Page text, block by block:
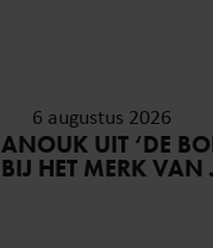
6 augustus 2026
ANOUK UIT ‘DE
BIJ HET MERK